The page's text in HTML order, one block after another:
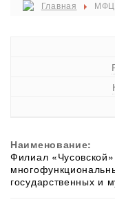
Главная МФЦ
Наименование:
Филиал
государственных и